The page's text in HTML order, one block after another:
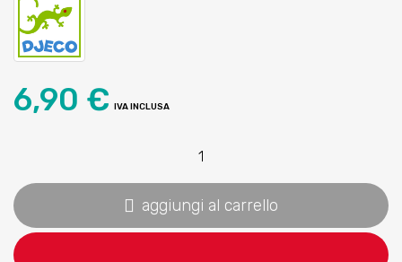
6,90 € IVA INCLUSA
aggiungi al carrello